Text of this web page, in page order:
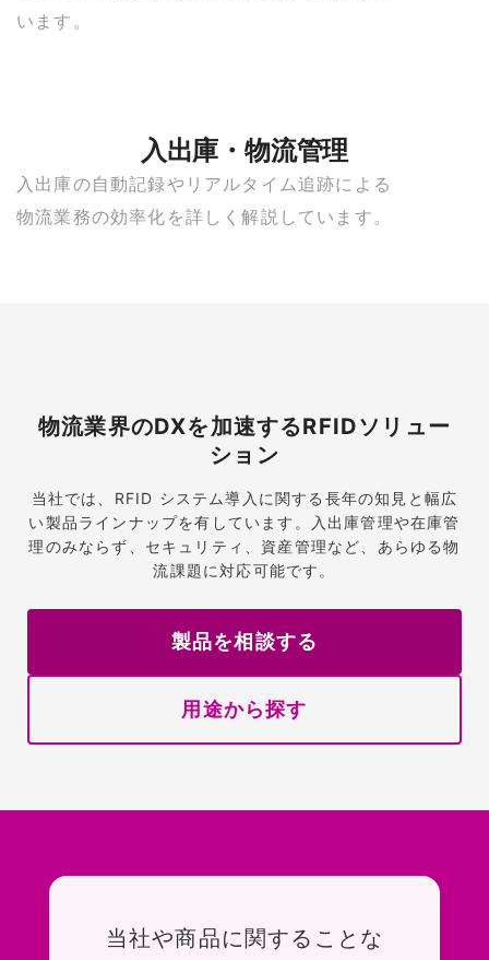
います。
入出庫・物流管理
入出庫の自動記録やリアルタイム追跡による
物流業務の効率化を詳しく解説しています。
物流業界のDXを加速するRFIDソリュー
ション
当社では、RFID システム導入に関する長年の知見と幅広
い製品ラインナップを有しています。入出庫管理や在庫管
理のみならず、セキュリティ、資産管理など、あらゆる物
流課題に対応可能です。
製品を相談する
用途から探す
お問い合わせ
当社や商品に関することな